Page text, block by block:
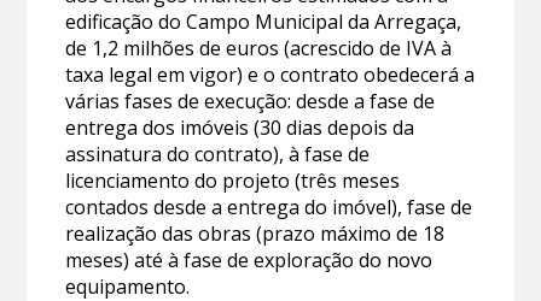
edificação do Campo Municipal da Arregaça,
de 1,2 milhões de euros (acrescido de IVA à
taxa legal em vigor) e o contrato obedecerá a
várias fases de execução: desde a fase de
entrega dos imóveis (30 dias depois da
assinatura do contrato), à fase de
licenciamento do projeto (três meses
contados desde a entrega do imóvel), fase de
realização das obras (prazo máximo de 18
meses) até à fase de exploração do novo
equipamento.